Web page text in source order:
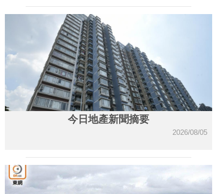
今日地產新聞摘要
2026/08/05